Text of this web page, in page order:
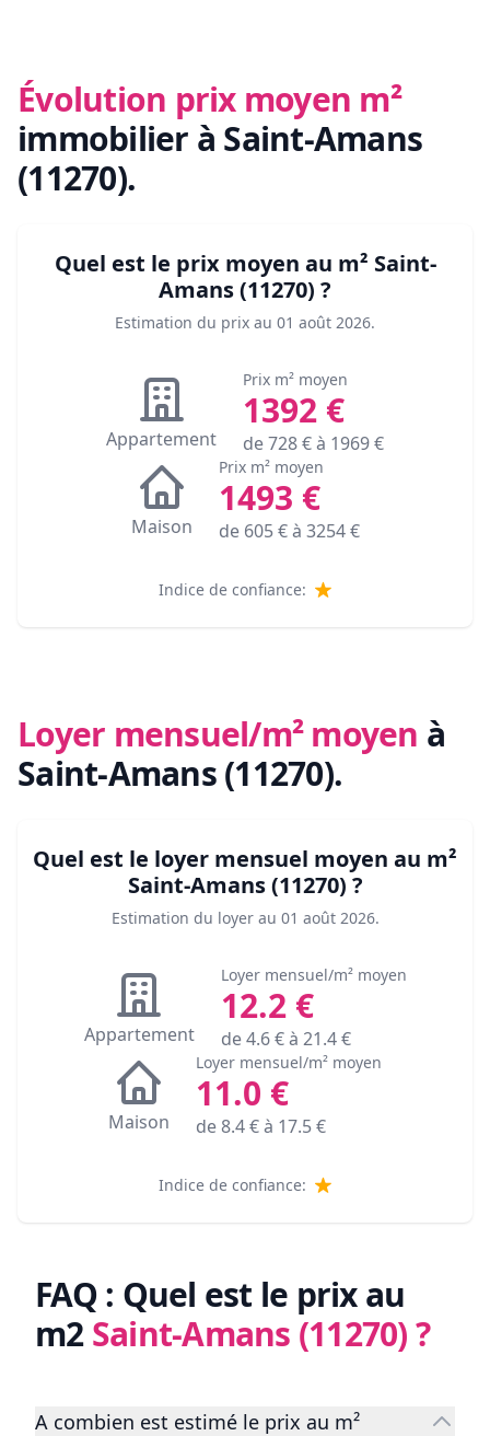
Évolution prix moyen m²
immobilier à Saint-Amans
(11270).
Quel est le prix moyen au m² Saint-
Amans (11270) ?
Estimation du prix au 01 août 2026.
Appartement
Prix m² moyen
1392 €
de728€ à 1969€
Maison
Prix m² moyen
1493 €
de 605€ à 3254€
Indice de confiance:
Loyer mensuel/m² moyen à
Saint-Amans (11270).
Quel est le loyer mensuel moyen au m²
Saint-Amans (11270) ?
Estimation du loyer au 01 août 2026.
Appartement
Loyer mensuel/m² moyen
12.2€
de4.6€ à 21.4€
Maison
Loyer mensuel/m² moyen
11.0 €
de8.4€ à 17.5€
Indice de confiance:
FAQ : Quel est le prix au
m2Saint-Amans (11270)?
A combien est estimé le prix au m²